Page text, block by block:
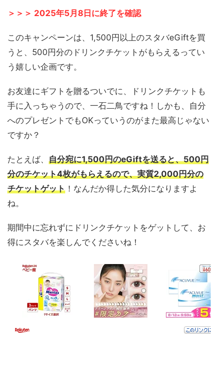
＞＞＞ 2025年5月8日に終了を確認
このキャンペーンは、1,500円以上のスタバeGiftを買
うと、500円分のドリンクチケットがもらえるってい
う嬉しい企画です。
お友達にギフトを贈るついでに、ドリンクチケットも
手に入っちゃうので、一石二鳥ですね！しかも、自分
へのプレゼントでもOKっていうのがまた最高じゃない
ですか？
たとえば、 自分宛に1,500円のeGiftを送ると、500円
分のチケット4枚がもらえるので、実質2,000円分の
チケットゲット ！なんだか得した気分になりますよ
ね。
期間中に忘れずにドリンクチケットをゲットして、お
得にスタバを楽しんでくださいね！